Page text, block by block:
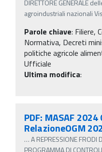
DIRETTORE GENERALE
agroindustriali nazionali
Parole chiave: Filiere,
Normativa, Decreti
politiche agricole
Ufficiale
Ultima modifica:
PDF: MASAF
RelazioneOGM
…A REPRESSIONE FRODI
PROGRAMMA DI